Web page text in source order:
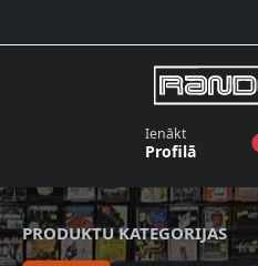
Ienākt
Profilā
PRODUKTU KATEGORIJAS